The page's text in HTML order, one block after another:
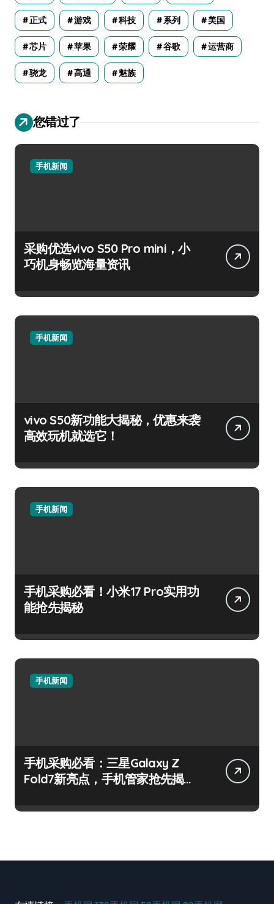
正式 游戏 科技 系列 美国
芯片 苹果 荣耀 谷歌 运营商
骁龙 高通 魅族
您错过了
手机新闻
采购优选vivo S50 Pro mini，小
巧机身畅览海量资讯
手机新闻
vivo S50新功能大揭秘，优惠来袭
高效玩机就选它！
手机新闻
手机采购必看！小米17 Pro实用功
能抢先揭秘
手机新闻
手机采购必看：三星Galaxy Z
Fold7新亮点，手机管家抢先揭